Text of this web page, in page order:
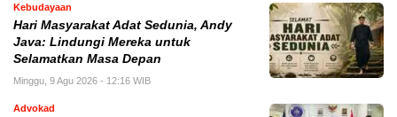
Kebudayaan
Hari Masyarakat Adat Sedunia, Andy
Java: Lindungi Mereka untuk
Selamatkan Masa Depan
Minggu, 9 Agu 2026 - 12:16 WIB
Advokad